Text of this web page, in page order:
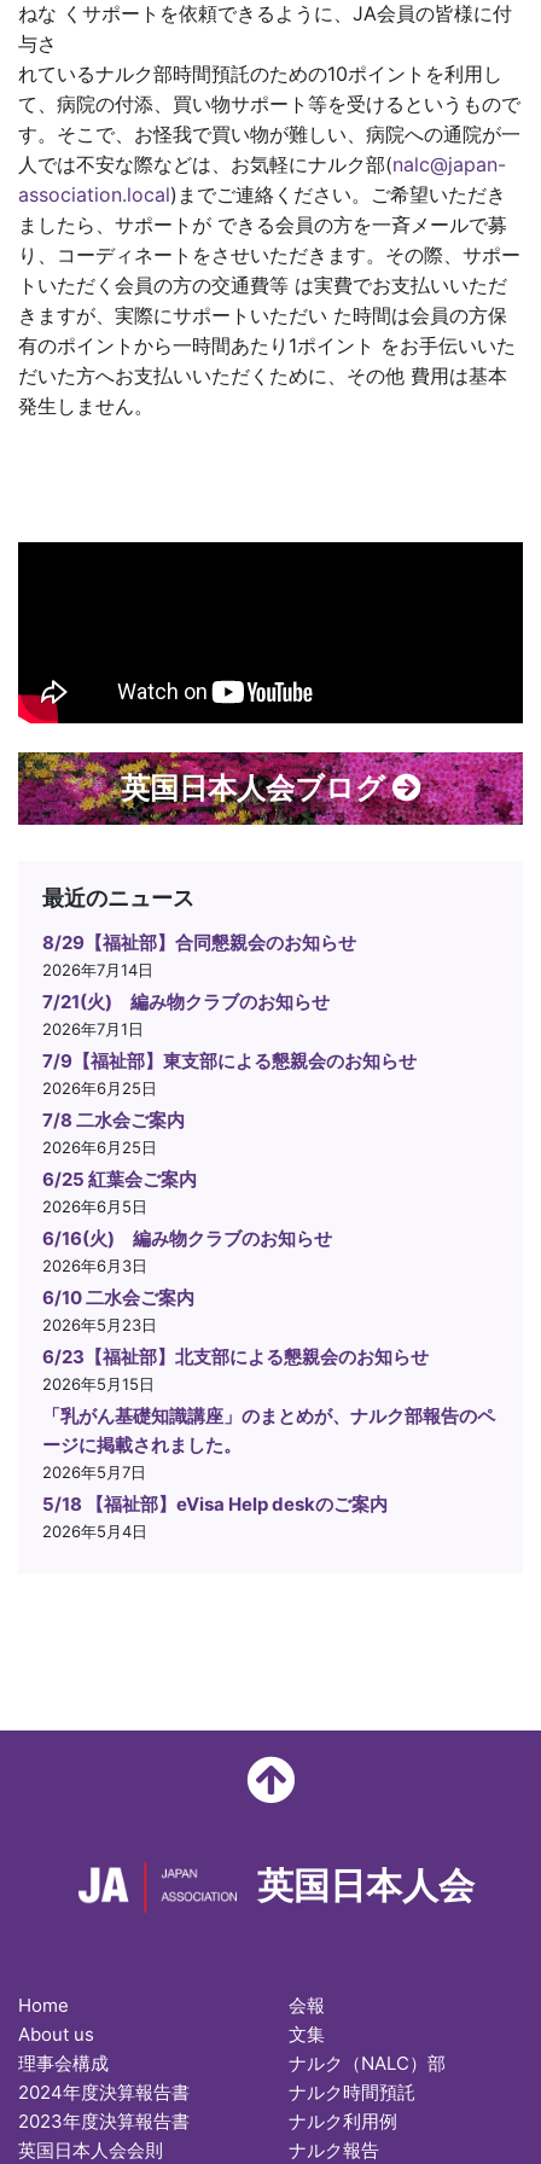
ねな くサポートを依頼できるように、JA会員の皆様に付
与さ
れているナルク部時間預託のための10ポイントを利用し
て、病院の付添、買い物サポート等を受けるというもので
す。そこで、お怪我で買い物が難しい、病院への通院が一
人では不安な際などは、お気軽にナルク部(nalc@japan-
association.local)までご連絡ください。ご希望いただき
ましたら、サポートが できる会員の方を一斉メールで募
り、コーディネートをさせいただきます。その際、サポー
トいただく会員の方の交通費等 は実費でお支払いいただ
きますが、実際にサポートいただい た時間は会員の方保
有のポイントから一時間あたり1ポイント をお手伝いいた
だいた方へお支払いいただくために、その他 費用は基本
発生しません。
英国日本人会ブログ
最近のニュース
8/29【福祉部】合同懇親会のお知らせ
2026年7月14日
7/21(火) 編み物クラブのお知らせ
2026年7月1日
7/9【福祉部】東支部による懇親会のお知らせ
2026年6月25日
7/8 二水会ご案内
2026年6月25日
6/25 紅葉会ご案内
2026年6月5日
6/16(火) 編み物クラブのお知らせ
2026年6月3日
6/10 二水会ご案内
2026年5月23日
6/23【福祉部】北支部による懇親会のお知らせ
2026年5月15日
「乳がん基礎知識講座」のまとめが、ナルク部報告のペ
ージに掲載されました。
2026年5月7日
5/18 【福祉部】eVisa Help deskのご案内
2026年5月4日
英国日本人会
Home
About us
理事会構成
2024年度決算報告書
2023年度決算報告書
英国日本人会会則
会報
文集
ナルク（NALC）部
ナルク時間預託
ナルク利用例
ナルク報告